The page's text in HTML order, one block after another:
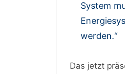
System
werden.“
Das jetzt